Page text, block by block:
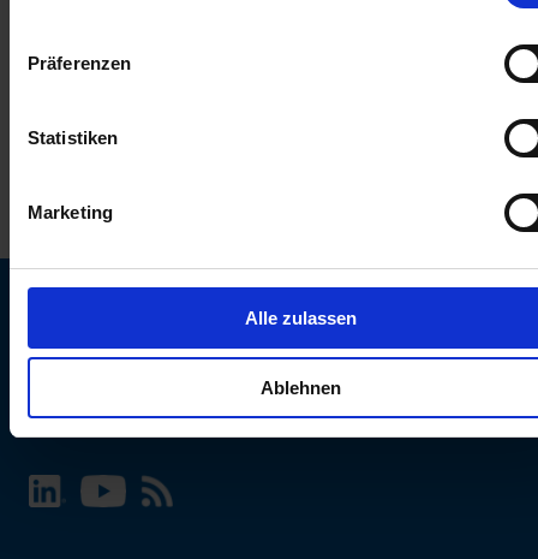
Einstellungen werden unseren Partnern gemeldet und haben
keinen Einfluss auf die Browserdaten. Weitere Informationen
erhalten Sie in unserer
Präferenzen
Statistiken
Marketing
Alle zulassen
Ablehnen
SCHURTER Webseite und Sprache wählen
INTERNATIONAL - Deutsch